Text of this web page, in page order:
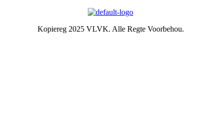
Kopiereg 2025 VLVK. Alle Regte Voorbehou.